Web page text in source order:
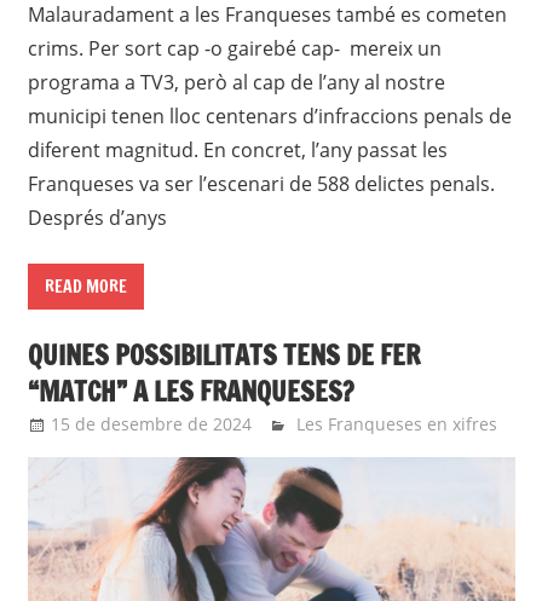
Malauradament a les Franqueses també es cometen
crims. Per sort cap -o gairebé cap- mereix un
programa a TV3, però al cap de l’any al nostre
municipi tenen lloc centenars d’infraccions penals de
diferent magnitud. En concret, l’any passat les
Franqueses va ser l’escenari de 588 delictes penals.
Després d’anys
READ MORE
QUINES POSSIBILITATS TENS DE FER
“MATCH” A LES FRANQUESES?
15 de desembre de 2024 roger
Les Franqueses en xifres